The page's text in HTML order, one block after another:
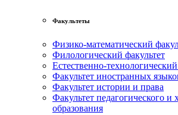
Факультеты
Физико-математический
Филологический факультет
Естественно-
Факультет иностранных
Факультет истории и права
Факультет педагогического и
образования